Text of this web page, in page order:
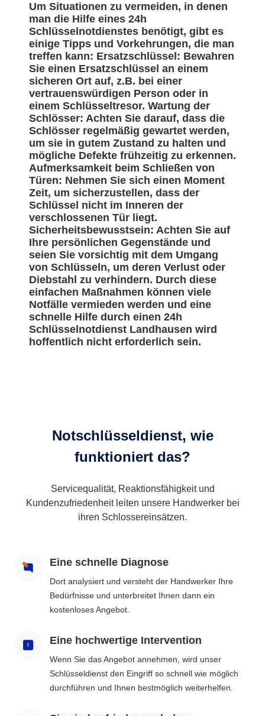
Um Situationen zu vermeiden, in denen
man die Hilfe eines 24h
Schlüsselnotdienstes benötigt, gibt es
einige Tipps und Vorkehrungen, die man
treffen kann: Ersatzschlüssel: Bewahren
Sie einen Ersatzschlüssel an einem
sicheren Ort auf, z.B. bei einer
vertrauenswürdigen Person oder in
einem Schlüsseltresor. Wartung der
Schlösser: Achten Sie darauf, dass die
Schlösser regelmäßig gewartet werden,
um sie in gutem Zustand zu halten und
mögliche Defekte frühzeitig zu erkennen.
Aufmerksamkeit beim Schließen von
Türen: Nehmen Sie sich einen Moment
Zeit, um sicherzustellen, dass der
Schlüssel nicht im Inneren der
verschlossenen Tür liegt.
Sicherheitsbewusstsein: Achten Sie auf
Ihre persönlichen Gegenstände und
seien Sie vorsichtig mit dem Umgang
von Schlüsseln, um deren Verlust oder
Diebstahl zu verhindern. Durch diese
einfachen Maßnahmen können viele
Notfälle vermieden werden und eine
schnelle Hilfe durch einen 24h
Schlüsselnotdienst Landhausen wird
hoffentlich nicht erforderlich sein.
Notschlüsseldienst, wie
funktioniert das?
Servicequalität, Reaktionsfähigkeit und
Kundenzufriedenheit leiten unsere Handwerker bei
ihren Schlossereinsätzen.
Eine schnelle Diagnose
Dort analysiert und versteht der Handwerker Ihre
Bedürfnisse und unterbreitet Ihnen dann ein
kostenloses Angebot.
Eine hochwertige Intervention
Wenn Sie das Angebot annehmen, wird unser
Schlüsseldienst den Eingriff so schnell wie möglich
durchführen und Ihnen bestmöglich weiterhelfen.